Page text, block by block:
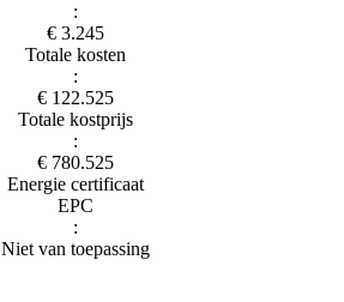
:
€ 3.245
Totale kosten
:
€ 122.525
Totale kostprijs
:
€ 780.525
Energie certificaat
EPC
:
Niet van toepassing